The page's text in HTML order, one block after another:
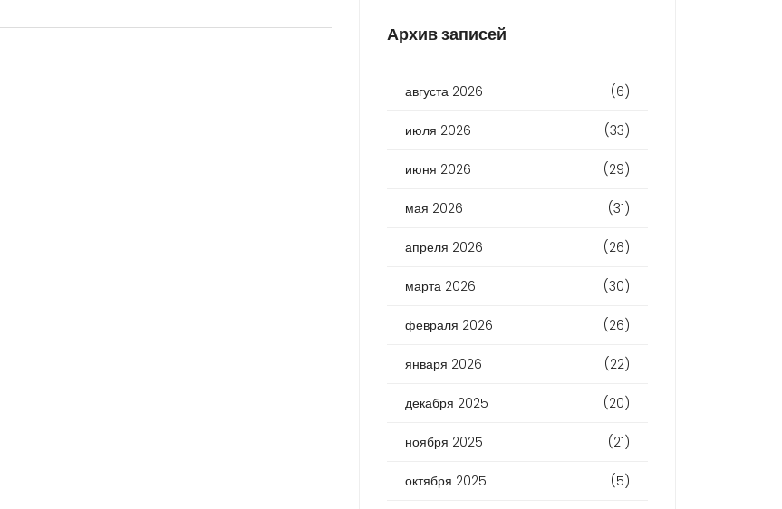
Архив записей
августа 2026 (6)
июля 2026 (33)
июня 2026 (29)
мая 2026 (31)
апреля 2026 (26)
марта 2026 (30)
февраля 2026 (26)
января 2026 (22)
декабря 2025 (20)
ноября 2025 (21)
октября 2025 (5)